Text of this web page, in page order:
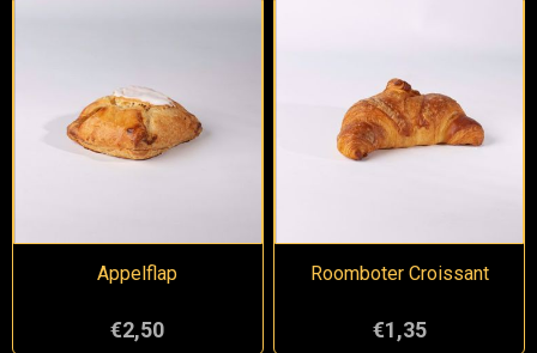
Appelflap
€2,50
Roomboter Croissant
€1,35